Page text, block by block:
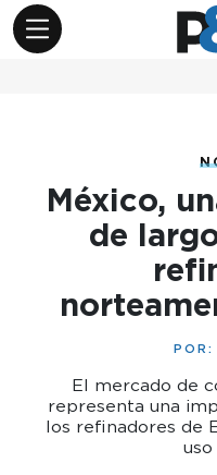
México,
de
POR:
El mercado de
representa una
los refinadores de